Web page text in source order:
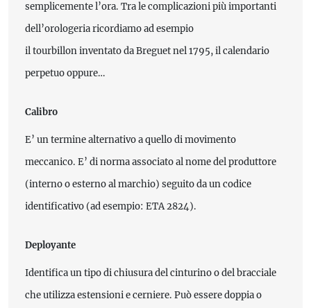
semplicemente l’ora. Tra le complicazioni più importanti
dell’orologeria ricordiamo ad esempio
il tourbillon inventato da Breguet nel 1795, il calendario
perpetuo oppure…
Calibro
E’ un termine alternativo a quello di movimento
meccanico. E’ di norma associato al nome del produttore
(interno o esterno al marchio) seguito da un codice
identificativo (ad esempio: ETA 2824).
Deployante
Identifica un tipo di chiusura del cinturino o del bracciale
che utilizza estensioni e cerniere. Può essere doppia o